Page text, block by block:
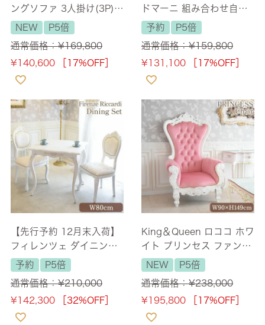
ングソファ 3人掛け(3P)
ピンク 幅185cm 【送料無
料/設置サービス付】
NEW
P5倍
通常価格：¥169,800
¥140,600 ［17%OFF］
ドマーニ 組み合わせ自由
な3WAY カウチソファ(3
人掛け) ピンク 幅195cm
【送料無料/設置サービス
付】
予約
P5倍
通常価格：¥159,800
¥131,100 ［17%OFF］
【先行予約 12月末入荷】
フィレンツェ ダイニング
セット3P 2人掛け ホワイ
ト 幅80cm 【送料無料/設
置サービス付】
予約
P5倍
通常価格：¥210,000
¥142,300 ［32%OFF］
King＆Queen ロココ ホワ
イト プリンセス ファンタ
ジーチェア 幅90cm 【送
料無料/設置サービス付】
NEW
P5倍
通常価格：¥238,000
¥195,800 ［17%OFF］